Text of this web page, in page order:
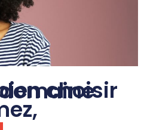
nom de domaine